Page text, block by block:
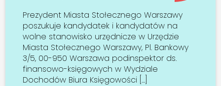
Prezydent Miasta Stołecznego Warszawy
poszukuje kandydatek i kandydatów na
wolne stanowisko urzędnicze w Urzędzie
Miasta Stołecznego Warszawy, Pl. Bankowy
3/5, 00-950 Warszawa podinspektor ds.
finansowo-księgowych w Wydziale
Dochodów Biura Księgowości […]